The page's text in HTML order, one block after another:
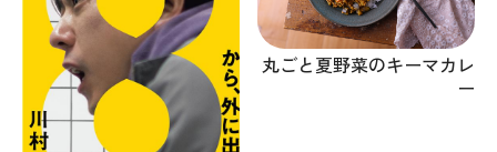
丸ごと夏野菜のキーマカレ
ー